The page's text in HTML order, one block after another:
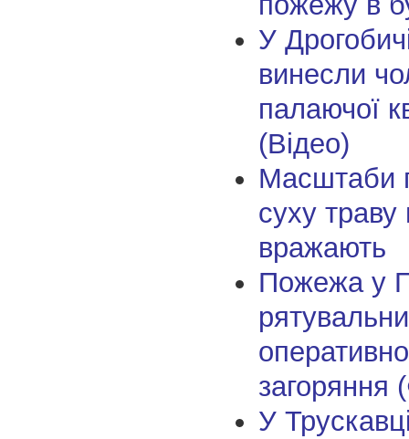
У
винесли
палаючої
(Відео)
Масштаби
суху траву
вражають
Пожежа у
загоряння
У